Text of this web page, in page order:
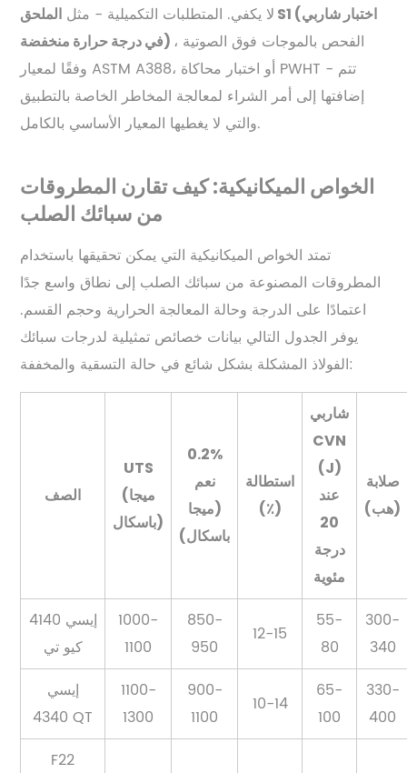
لا يكفي. المتطلبات التكميلية - مثل الملحق S1 (اختبار شاربي
في درجة حرارة منخفضة) ، الفحص بالموجات فوق الصوتية
وفقًا لمعيار ASTM A388، أو اختبار محاكاة PWHT - تتم
إضافتها إلى أمر الشراء لمعالجة المخاطر الخاصة بالتطبيق
والتي لا يغطيها المعيار الأساسي بالكامل.
الخواص الميكانيكية: كيف تقارن المطروقات
من سبائك الصلب
تمتد الخواص الميكانيكية التي يمكن تحقيقها باستخدام
المطروقات المصنوعة من سبائك الصلب إلى نطاق واسع جدًا
اعتمادًا على الدرجة وحالة المعالجة الحرارية وحجم القسم.
يوفر الجدول التالي بيانات خصائص تمثيلية لدرجات سبائك
الفولاذ المشكلة بشكل شائع في حالة التسقية والمخففة:
الصف
UTS
(ميجا
باسكال)
0.2%
نعم
(ميجا
باسكال)
استطالة
(٪)
شاربي
CVN
(J)
عند
20
درجة
مئوية
صلابة
(هب)
إيسي 4140
كيو تي
1000-
1100
850-
950
12-15
55-
80
300-
340
إيسي
4340 QT
1100-
1300
900-
1100
10-14
65-
100
330-
400
F22